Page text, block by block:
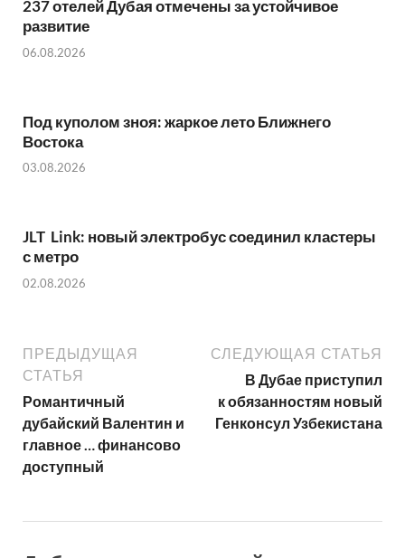
237 отелей Дубая отмечены за устойчивое
развитие
06.08.2026
Под куполом зноя: жаркое лето Ближнего
Востока
03.08.2026
JLT Link: новый электробус соединил кластеры
с метро
02.08.2026
ПРЕДЫДУЩАЯ
СТАТЬЯ
Романтичный
дубайский Валентин и
главное … финансово
доступный
СЛЕДУЮЩАЯ СТАТЬЯ
В Дубае приступил
к обязанностям новый
Генконсул Узбекистана